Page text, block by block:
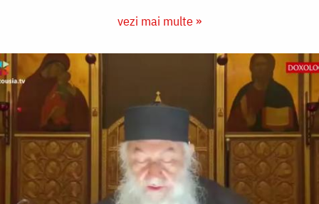
vezi mai multe »